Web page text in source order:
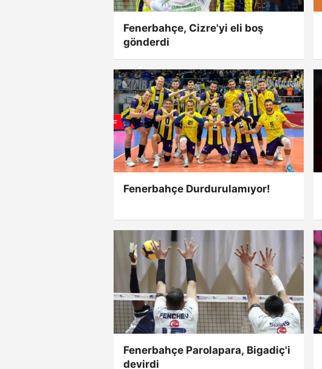
Fenerbahçe, Cizre'yi eli boş
gönderdi
Fenerbahçe Durdurulamıyor!
Fenerbahçe Parolapara, Bigadiç'i
devirdi